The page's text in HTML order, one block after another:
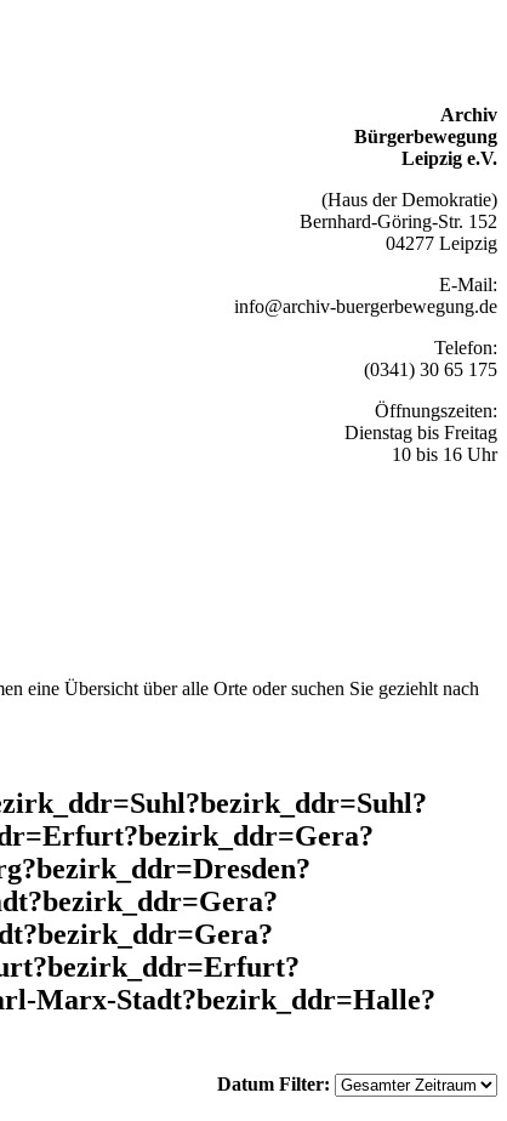
Archiv
Bürgerbewegung
Leipzig e.V.
(Haus der Demokratie)
Bernhard-Göring-Str. 152
04277 Leipzig
E-Mail:
info@archiv-buergerbewegung.de
Telefon:
(0341) 30 65 175
Öffnungszeiten:
Dienstag bis Freitag
10 bis 16 Uhr
eine Übersicht über alle Orte oder suchen Sie geziehlt nach
Marx-Stadt?bezirk_ddr=Halle?
Datum Filter: